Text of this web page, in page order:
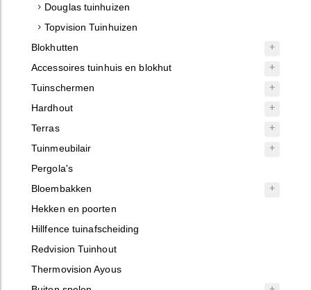
Douglas tuinhuizen
Topvision Tuinhuizen
Blokhutten
Accessoires tuinhuis en blokhut
Tuinschermen
Hardhout
Terras
Tuinmeubilair
Pergola's
Bloembakken
Hekken en poorten
Hillfence tuinafscheiding
Redvision Tuinhout
Thermovision Ayous